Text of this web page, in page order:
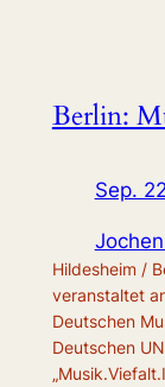
Berlin:
Sep.
Hildesheim /
veranstaltet
Deutschen
Deutschen